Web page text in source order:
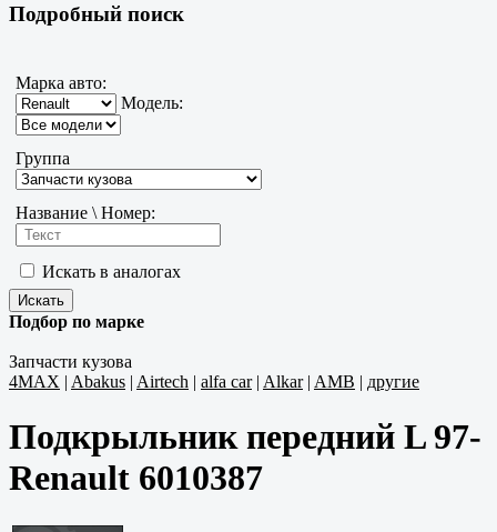
Подробный поиск
Марка авто:
Модель:
Группа
Название \ Номер:
Искать в аналогах
Подбор по марке
Запчасти кузова
4MAX | Abakus | Airtech | alfa car| Alkar| AMB | другие
Подкрыльник передний L 97-
Renault 6010387